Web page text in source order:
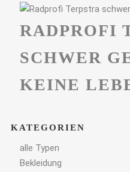
RADPROFI
SCHWER
KEINE
KATEGORIEN
alle Typen
Bekleidung